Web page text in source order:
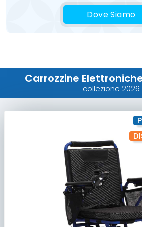
Dove Siamo
Carrozzine
collezione 2026